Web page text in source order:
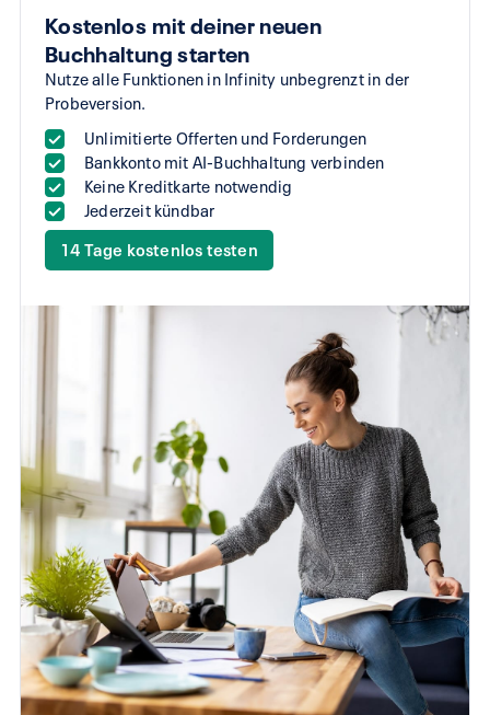
Kostenlos mit deiner neuen
Buchhaltung starten
Nutze alle Funktionen in Infinity unbegrenzt in der
Probeversion.
Unlimitierte Offerten und Forderungen
Bankkonto mit AI-Buchhaltung verbinden
Keine Kreditkarte notwendig
Jederzeit kündbar
14 Tage kostenlos testen